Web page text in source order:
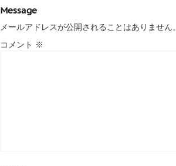
Message
メールアドレスが公開されることはありません。
コメント ※